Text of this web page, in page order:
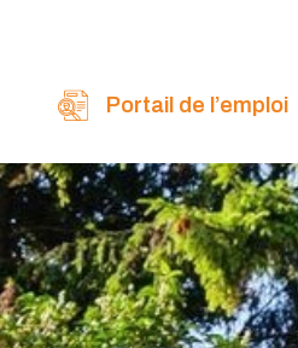
Portail de l’emploi